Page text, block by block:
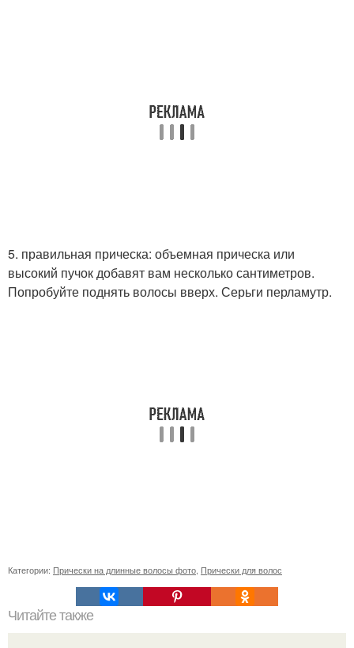
5. правильная прическа: объемная прическа или
высокий пучок добавят вам несколько сантиметров.
Попробуйте поднять волосы вверх. Серьги перламутр.
Категории: Прически на длинные волосы фото Прически для волос
Читайте также